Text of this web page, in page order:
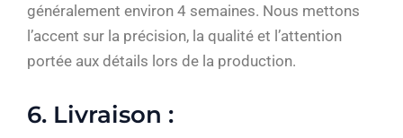
généralement environ 4 semaines. Nous mettons
l’accent sur la précision, la qualité et l’attention
portée aux détails lors de la production.
6. Livraison :